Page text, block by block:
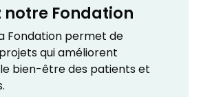
notre Fondation
Fondation permet de
qui améliorent
bien-être des patients et